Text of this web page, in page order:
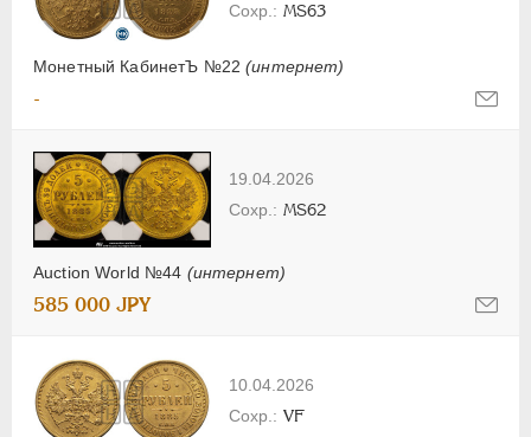
Монетный КабинетЪ №22(интернет)
MS63
-
19.04.2026
Auction World №44 (интернет)
MS62
585 000 JPY
10.04.2026
VF